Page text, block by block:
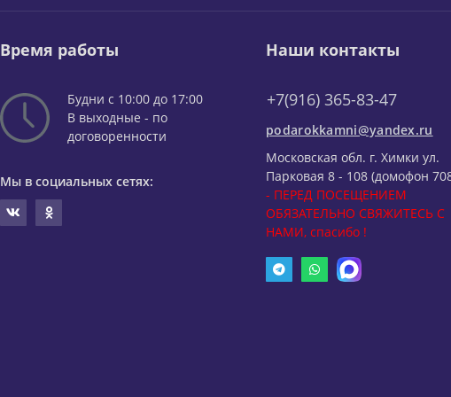
Время работы
Будни с 10:00 до 17:00
В выходные - по
договоренности
Мы в социальных сетях:
Наши контакты
+7(916) 365-83-47
podarokkamni@yandex.ru
Московская обл. г. Химки ул.
Парковая 8 - 108 (домофон
- ПЕРЕД ПОСЕЩЕНИЕМ
ОБЯЗАТЕЛЬНО СВЯЖИТЕСЬ С
НАМИ, спасибо !